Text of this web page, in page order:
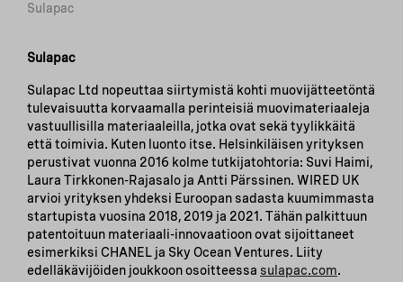
Sulapac
Sulapac
Sulapac Ltd nopeuttaa siirtymistä kohti muovijätteetöntä
tulevaisuutta korvaamalla perinteisiä muovimateriaaleja
vastuullisilla materiaaleilla, jotka ovat sekä tyylikkäitä
että toimivia. Kuten luonto itse. Helsinkiläisen yrityksen
perustivat vuonna 2016 kolme tutkijatohtoria: Suvi Haimi,
Laura Tirkkonen-Rajasalo ja Antti Pärssinen. WIRED UK
arvioi yrityksen yhdeksi Euroopan sadasta kuumimmasta
startupista vuosina 2018, 2019 ja 2021. Tähän palkittuun
patentoituun materiaali-innovaatioon ovat sijoittaneet
esimerkiksi CHANEL ja Sky Ocean Ventures. Liity
edelläkävijöiden joukkoon osoitteessa sulapac.com.